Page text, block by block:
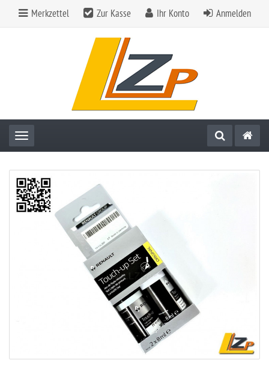
Merkzettel Zur Kasse Ihr Konto Anmelden
Toggle navigation